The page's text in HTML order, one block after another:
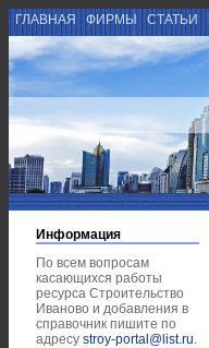
ГЛАВНАЯ ФИРМЫ СТАТЬИ
Информация
По всем вопросам
касающихся работы
ресурса Строительство
Иваново и добавления в
справочник пишите по
адресу stroy-portal@list.ru.